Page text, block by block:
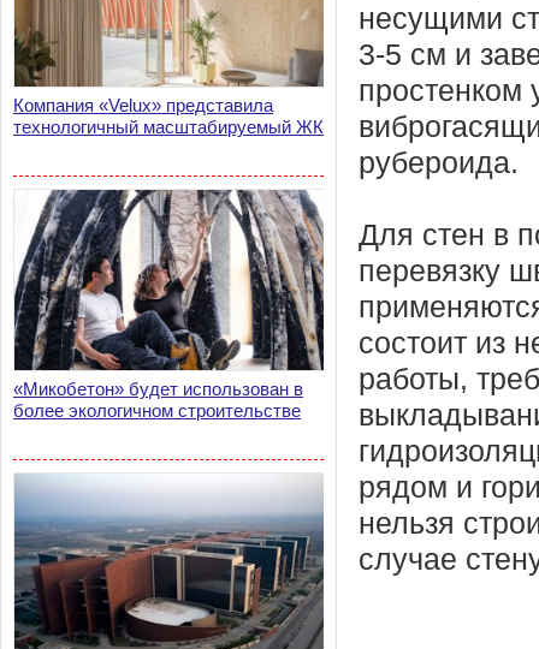
Компания «Velux» представила
технологичный масштабируемый ЖК
«Микобетон» будет использован в
более экологичном строительстве
несущими
3-5 см и
простенком
рубероида.
Для стен в
перевязку
состоит из
работы,
рядом и
нельзя
случае